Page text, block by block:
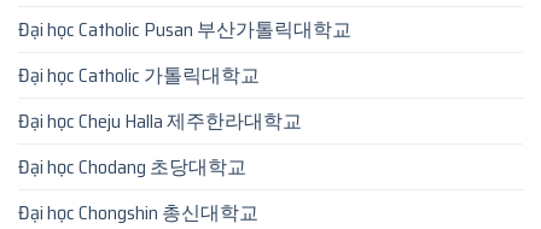
Đại học Catholic Pusan 부산가톨릭대학교
Đại học Catholic 가톨릭대학교
Đại học Cheju Halla 제주한라대학교
Đại học Chodang 초당대학교
Đại học Chongshin 총신대학교